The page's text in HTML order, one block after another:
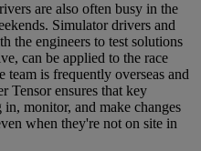
are also often busy in the
Simulator drivers and
the engineers to test solutions
can be applied to the race
team is frequently overseas and
Tensor ensures that key
monitor, and make changes
when they're not on site in